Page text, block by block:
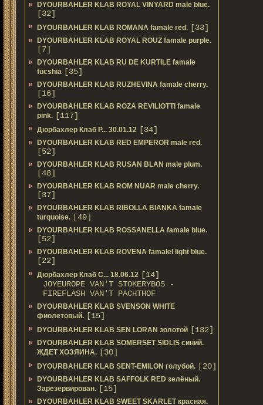
DYOURBAHLER KLAB ROYAL VINYARD male blue.
[32]
DYOURBAHLER KLAB ROMANA famale red. [33]
DYOURBAHLER KLAB ROYAL ROUZ famale purple.
[7]
DYOURBAHLER KLAB RU DE KURTILE famale
fucshia [35]
DYOURBAHLER KLAB RUZHEVINA famale cherry.
[16]
DYOURBAHLER KLAB ROZA REVILIOTTI famale
pink. [117]
Дюрбахлер Клаб Р... 30.01.12 [34]
DYOURBAHLER KLAB RED EMPEROR male red.
[52]
DYOURBAHLER KLAB RUSAN BLAN male plum.
[48]
DYOURBAHLER KLAB ROM NUAR male cherry.
[37]
DYOURBAHLER KLAB RIBOLLA BIANKA famale
turquoise. [49]
DYOURBAHLER KLAB ROSSANELLA famale blue.
[52]
DYOURBAHLER KLAB ROVENA famalel light blue.
[22]
Дюрбахлер Клаб C... 18.06.12 [14]
JOYEUROPE VAN'T STOKERYBOS -
FIREFLASH VAN'T PACHTHOF
DYOURBAHLER KLAB SVENSON WHITE
фиолетовый. [15]
DYOURBAHLER KLAB SEN LORAN золотой [132]
DYOURBAHLER KLAB SOMERSET SIDLIS синий.
ЖДЕТ ХОЗЯИНА. [30]
DYOURBAHLER KLAB SENT-EMILON голубой. [20]
DYOURBAHLER KLAB SAFFOLK RED зелёный.
Зарезервирован. [15]
DYOURBAHLER KLAB SWEET SKARLET красная.